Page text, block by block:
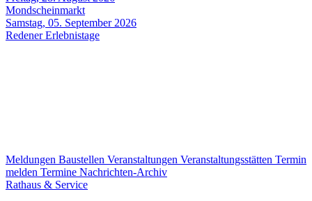
Mondscheinmarkt
Samstag, 05. September 2026
Redener Erlebnistage
Meldungen Baustellen Veranstaltungen Veranstaltungsstätten Termin
melden Termine Nachrichten-Archiv
Rathaus & Service